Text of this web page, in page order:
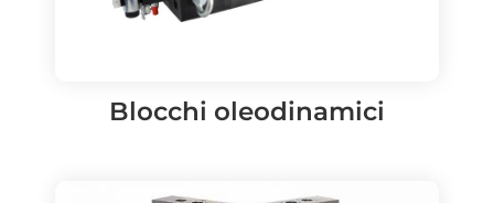
Blocchi oleodinamici